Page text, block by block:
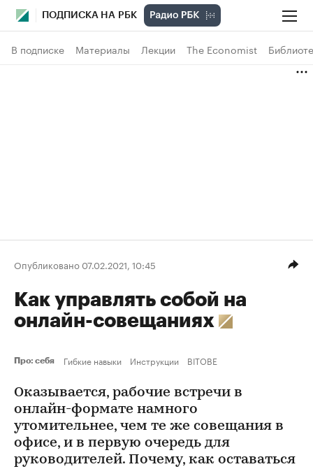
ПОДПИСКА НА РБК
В подписке Материалы Лекции The Economist
Опубликовано 07.02.2021, 10:45
Как управлять собой на
онлайн-совещаниях
Про: себя Гибкие навыки Инструкции BITOBE
Оказывается, рабочие встречи в
онлайн-формате намного
утомительнее, чем те же совещания в
офисе, и в первую очередь для
руководителей. Почему, как оставаться